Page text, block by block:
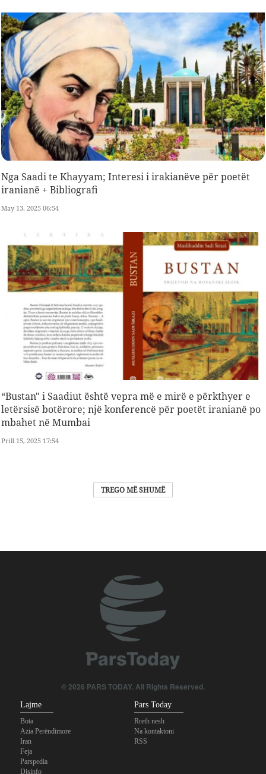
Nga Saadi te Khayyam; Interesi i irakianëve për poetët
iranianë + Bibliografi
May 13, 2025 06:54
“Bustan" i Saadiut është vepra më e mirë e përkthyer e
letërsisë botërore; një konferencë për poetët iranianë po
mbahet në Mumbai
Prill 15, 2025 17:54
TREGO MË SHUMË
© 2026 PARS TODAY. All Rights Reserved.
Lajme
Bota
Azia Perëndimore
Iran
Feja
Parspedia
Disinfo
Pars Today
Rreth nesh
Na kontaktoni
RSS